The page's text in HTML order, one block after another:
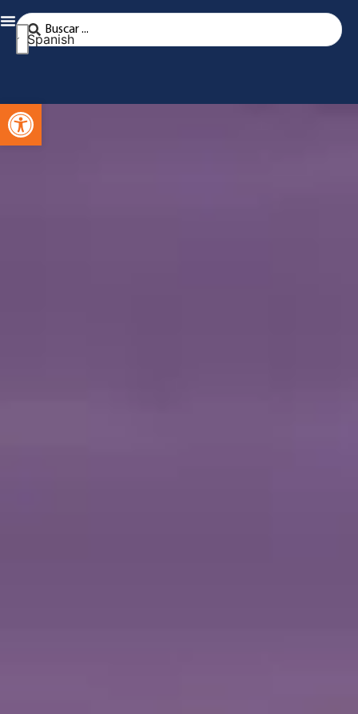
Spanish
Abra la barra de herramientas